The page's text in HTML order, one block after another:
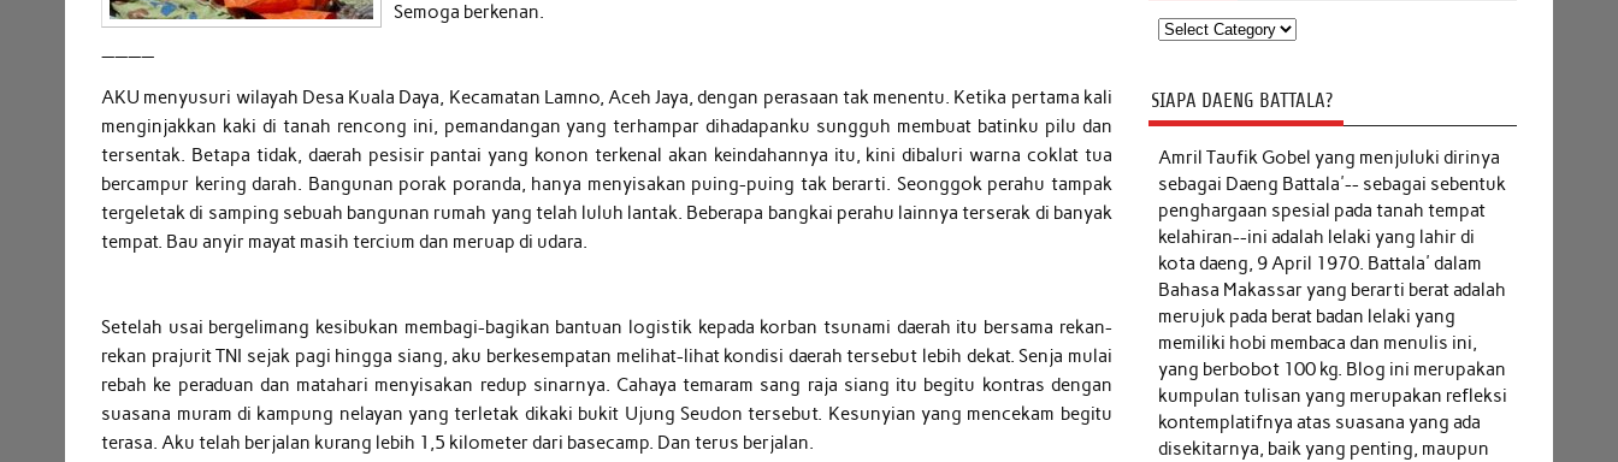
Semoga berkenan.
————
AKU menyusuri wilayah Desa Kuala Daya, Kecamatan Lamno, Aceh Jaya, dengan perasaan tak menentu. Ketika pertama kali
menginjakkan kaki di tanah rencong ini, pemandangan yang terhampar dihadapanku sungguh membuat batinku pilu dan
tersentak. Betapa tidak, daerah pesisir pantai yang konon terkenal akan keindahannya itu, kini dibaluri warna coklat tua
bercampur kering darah. Bangunan porak poranda, hanya menyisakan puing-puing tak berarti. Seonggok perahu tampak
tergeletak di samping sebuah bangunan rumah yang telah luluh lantak. Beberapa bangkai perahu lainnya terserak di banyak
tempat. Bau anyir mayat masih tercium dan meruap di udara.
Setelah usai bergelimang kesibukan membagi-bagikan bantuan logistik kepada korban tsunami daerah itu bersama rekan-
rekan prajurit TNI sejak pagi hingga siang, aku berkesempatan melihat-lihat kondisi daerah tersebut lebih dekat. Senja mulai
rebah ke peraduan dan matahari menyisakan redup sinarnya. Cahaya temaram sang raja siang itu begitu kontras dengan
suasana muram di kampung nelayan yang terletak dikaki bukit Ujung Seudon tersebut. Kesunyian yang mencekam begitu
terasa. Aku telah berjalan kurang lebih 1,5 kilometer dari basecamp. Dan terus berjalan.
Kategori
SIAPA DAENG BATTALA?
Amril Taufik Gobel yang menjuluki dirinya
sebagai Daeng Battala'-- sebagai sebentuk
penghargaan spesial pada tanah tempat
kelahiran--ini adalah lelaki yang lahir di
kota daeng, 9 April 1970. Battala' dalam
Bahasa Makassar yang berarti berat adalah
merujuk pada berat badan lelaki yang
memiliki hobi membaca dan menulis ini,
yang berbobot 100 kg. Blog ini merupakan
kumpulan tulisan yang merupakan refleksi
kontemplatifnya atas suasana yang ada
disekitarnya, baik yang penting, maupun